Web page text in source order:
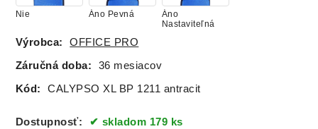
Nie Áno Pevná
Áno
Nastaviteľná
Výrobca: OFFICE PRO
Záručná doba: 36 mesiacov
Kód: CALYPSO XL BP 1211 antracit
Dostupnosť: skladom 179 ks